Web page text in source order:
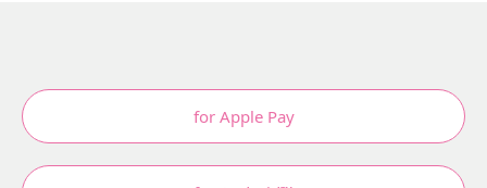
for Apple Pay